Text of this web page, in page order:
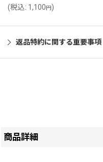
(税込: 1,100円)
返品特約に関する重要事項
商品詳細